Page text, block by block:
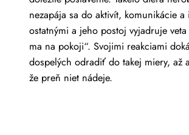
nezapája sa do aktivít, komunikácie a
ostatnými a jeho postoj vyjadruje
ma na pokoji“. Svojimi reakciami
dospelých odradiť do takej miery, až
že preň niet nádeje.